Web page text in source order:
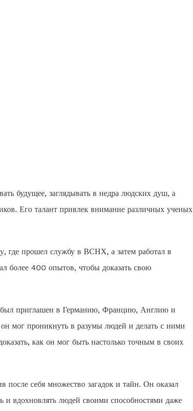
будущее, заглядывать в недра людских душ, а
Его талант привлек внимание различных ученых
где прошел службу в ВСНХ, а затем работал в
более 400 опытов, чтобы доказать свою
был приглашен в Германию, Францию, Англию и
мог проникнуть в разумы людей и делать с ними
как он мог быть настолько точным в своих
себя множество загадок и тайн. Он оказал
и вдохновлять людей своими способностями даже